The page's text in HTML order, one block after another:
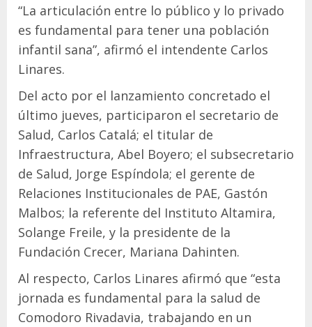
“La articulación entre lo público y lo privado
es fundamental para tener una población
infantil sana”, afirmó el intendente Carlos
Linares.
Del acto por el lanzamiento concretado el
último jueves, participaron el secretario de
Salud, Carlos Catalá; el titular de
Infraestructura, Abel Boyero; el subsecretario
de Salud, Jorge Espíndola; el gerente de
Relaciones Institucionales de PAE, Gastón
Malbos; la referente del Instituto Altamira,
Solange Freile, y la presidente de la
Fundación Crecer, Mariana Dahinten.
Al respecto, Carlos Linares afirmó que “esta
jornada es fundamental para la salud de
Comodoro Rivadavia, trabajando en un